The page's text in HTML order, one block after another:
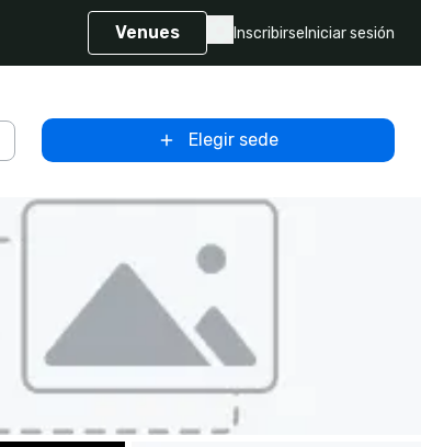
Venues Inscribirse Iniciar sesión
Elegir sede